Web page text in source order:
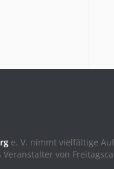
e. V. nimmt vielfältige
Veranstalter von